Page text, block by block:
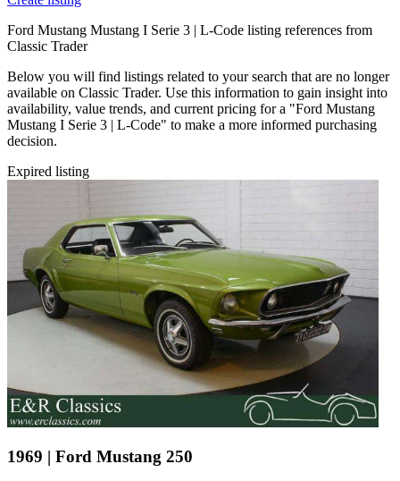
Ford Mustang I Serie 4 | C-Code
Ford Mustang I Serie 4 | F-Code
Ford Mustang I Serie 4 | J-Code (Ram Air)
Ford Mustang I Serie 4 | L-Code
Ford Mustang I Serie 4 | M-Code
Ford Mustang I Serie 4 | Q-Code
Ford Mustang I Serie 4 | R-Code
Ford Mustang III
Ford Mustang IIII
Ford Mustang IV
Ford Mustang V
Ford Mustang VI
Ford Mustang VII
Ford models
Ford Capri
Ford Cortina
Ford Fiesta
Ford GT40
Ford Model A
Ford Sierra
Ford Mustang Mustang I Serie 3 | L-Code listing references from
Classic Trader
Below you will find listings related to your search that are no longer
available on Classic Trader. Use this information to gain insight into
availability, value trends, and current pricing for a "Ford Mustang
Mustang I Serie 3 | L-Code" to make a more informed purchasing
decision.
Expired listing
1969 | Ford Mustang 250